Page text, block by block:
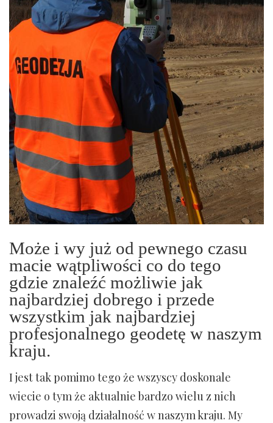
Może i wy już od pewnego czasu
macie wątpliwości co do tego
gdzie znaleźć możliwie jak
najbardziej dobrego i przede
wszystkim jak najbardziej
profesjonalnego geodetę w naszym
kraju.
I jest tak pomimo tego że wszyscy doskonale
wiecie o tym że aktualnie bardzo wielu z nich
prowadzi swoją działalność w naszym kraju. My